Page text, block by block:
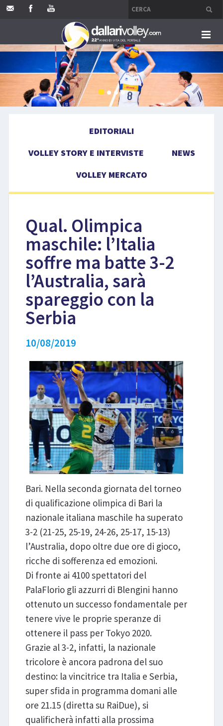
HOME
EDITORIALI
VOLLEY MERCATO
COMPETIZIONI
EVENTI
LIBRI
EDITORIALI
VOLLEY STORY E INTERVISTE
NEWS
VOLLEY MERCATO
Qual. Olimpica
maschile: l’Italia
soffre ma batte 3-2
l’Australia, sarà
spareggio con la
Serbia
10/08/2019
Bari. Nella seconda giornata del torneo
di qualificazione olimpica di Bari la
nazionale italiana maschile ha superato
3-2 (21-25, 25-19, 24-26, 25-17, 15-13)
l’Australia, dopo oltre due ore di gioco,
ricche di sofferenza ed emozioni.
Di fronte ai 4100 spettatori del
PalaFlorio gli azzurri di Blengini hanno
ottenuto un successo fondamentale per
tenere vive le proprie speranze di
ottenere il pass per Tokyo 2020.
Grazie al 3-2, infatti, la nazionale
tricolore è ancora padrona del suo
destino: la vincitrice tra Italia e Serbia,
super sfida in programma domani alle
ore 21.15 (diretta su RaiDue), si
qualificherà infatti alla prossima